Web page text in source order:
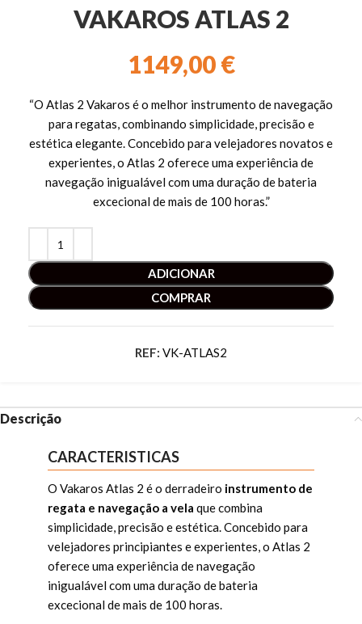
VAKAROS ATLAS 2
1149,00€
“O Atlas 2 Vakaros é o melhor instrumento de navegação
para regatas, combinando simplicidade, precisão e
estética elegante. Concebido para velejadores novatos e
experientes, o Atlas 2 oferece uma experiência de
navegação inigualável com uma duração de bateria
excecional de mais de 100 horas.”
ADICIONAR
COMPRAR
REF: VK-ATLAS2
Descrição
CARACTERISTICAS
O Vakaros Atlas 2 é o derradeiro instrumento de
regata e navegação a vela que combina
simplicidade, precisão e estética. Concebido para
velejadores principiantes e experientes, o Atlas 2
oferece uma experiência de navegação
inigualável com uma duração de bateria
excecional de mais de 100 horas.